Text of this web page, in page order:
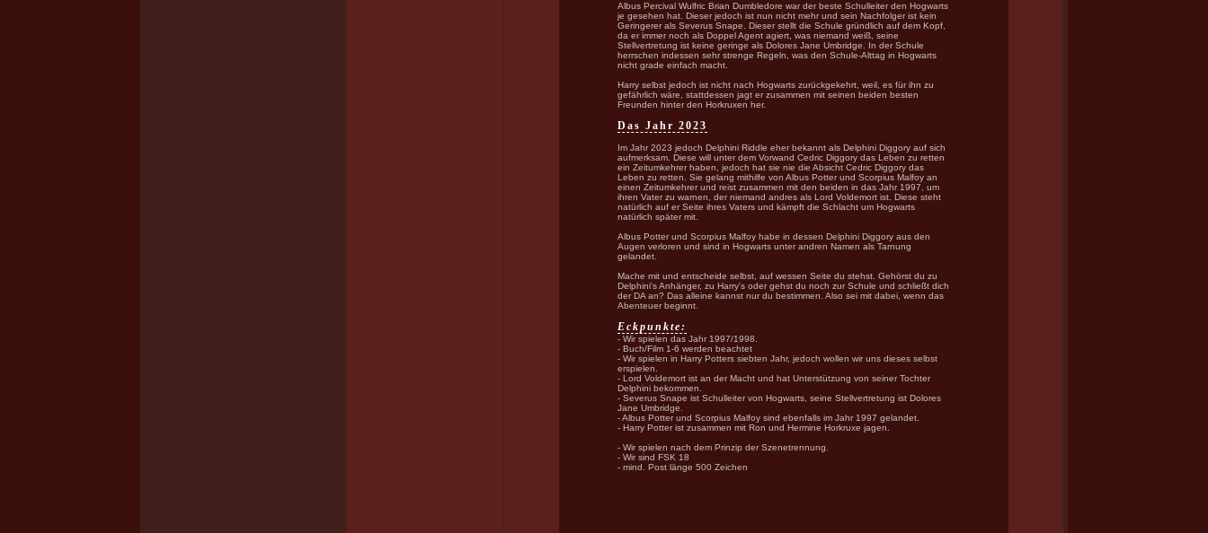
Albus Percival Wulfric Brian Dumbledore war der beste Schulleiter den Hogwarts
je gesehen hat. Dieser jedoch ist nun nicht mehr und sein Nachfolger ist kein
Geringerer als Severus Snape. Dieser stellt die Schule gründlich auf dem Kopf,
da er immer noch als Doppel Agent agiert, was niemand weiß, seine
Stellvertretung ist keine geringe als Dolores Jane Umbridge. In der Schule
herrschen indessen sehr strenge Regeln, was den Schule-Alttag in Hogwarts
nicht grade einfach macht.
Harry selbst jedoch ist nicht nach Hogwarts zurückgekehrt, weil, es für ihn zu
gefährlich wäre, stattdessen jagt er zusammen mit seinen beiden besten
Freunden hinter den Horkruxen her.
Das Jahr 2023
Im Jahr 2023 jedoch Delphini Riddle eher bekannt als Delphini Diggory auf sich
aufmerksam. Diese will unter dem Vorwand Cedric Diggory das Leben zu retten
ein Zeitumkehrer haben, jedoch hat sie nie die Absicht Cedric Diggory das
Leben zu retten. Sie gelang mithilfe von Albus Potter und Scorpius Malfoy an
einen Zeitumkehrer und reist zusammen mit den beiden in das Jahr 1997, um
ihren Vater zu warnen, der niemand andres als Lord Voldemort ist. Diese steht
natürlich auf er Seite ihres Vaters und kämpft die Schlacht um Hogwarts
natürlich später mit.
Albus Potter und Scorpius Malfoy habe in dessen Delphini Diggory aus den
Augen verloren und sind in Hogwarts unter andren Namen als Tarnung
gelandet.
Mache mit und entscheide selbst, auf wessen Seite du stehst. Gehörst du zu
Delphini's Anhänger, zu Harry's oder gehst du noch zur Schule und schließt dich
der DA an? Das alleine kannst nur du bestimmen. Also sei mit dabei, wenn das
Abenteuer beginnt.
Eckpunkte:
- Wir spielen das Jahr 1997/1998.
- Buch/Film 1-6 werden beachtet
- Wir spielen in Harry Potters siebten Jahr, jedoch wollen wir uns dieses selbst
erspielen.
- Lord Voldemort ist an der Macht und hat Unterstützung von seiner Tochter
Delphini bekommen.
- Severus Snape ist Schulleiter von Hogwarts, seine Stellvertretung ist Dolores
Jane Umbridge.
- Albus Potter und Scorpius Malfoy sind ebenfalls im Jahr 1997 gelandet.
- Harry Potter ist zusammen mit Ron und Hermine Horkruxe jagen.
- Wir spielen nach dem Prinzip der Szenetrennung.
- Wir sind FSK 18
- mind. Post länge 500 Zeichen